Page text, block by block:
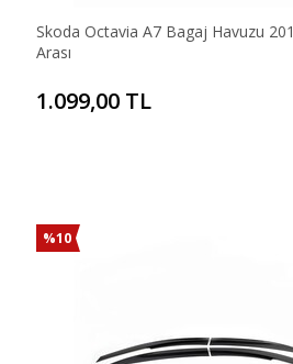
Skoda Octavia A7 Bagaj Havuzu
Arası
1.099,00 TL
%10